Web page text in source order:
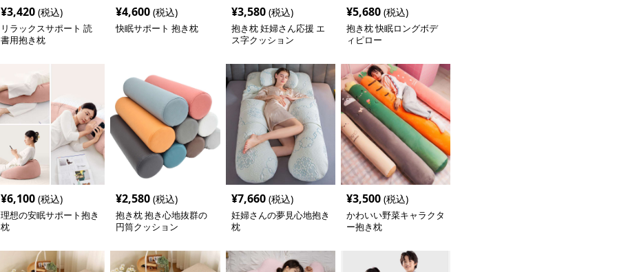
¥3,420 (税込)
リラックスサポート 読
書用抱き枕
¥4,600 (税込)
快眠サポート 抱き枕
¥3,580 (税込)
抱き枕 妊婦さん応援 エ
ス字クッション
¥5,680 (税込)
抱き枕 快眠ロングボデ
ィピロー
¥6,100 (税込)
理想の安眠サポート抱き
枕
¥2,580 (税込)
抱き枕 抱き心地抜群の
円筒クッション
¥7,660 (税込)
妊婦さんの夢見心地抱き
枕
¥3,500 (税込)
かわいい野菜キャラクタ
ー抱き枕